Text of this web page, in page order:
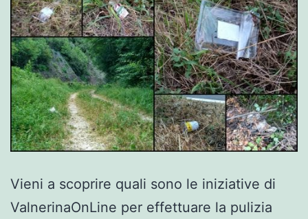
Vieni a scoprire quali sono le iniziative di
ValnerinaOnLine per effettuare la pulizia